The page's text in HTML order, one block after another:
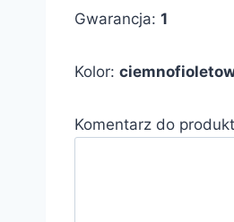
Gwarancja: 1
Kolor:
Komentarz do